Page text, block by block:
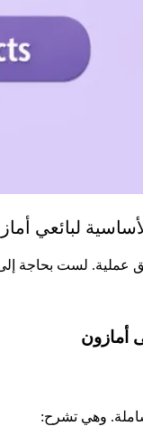
لبائعي
لست بحاجة إلى
وهي تشرح: